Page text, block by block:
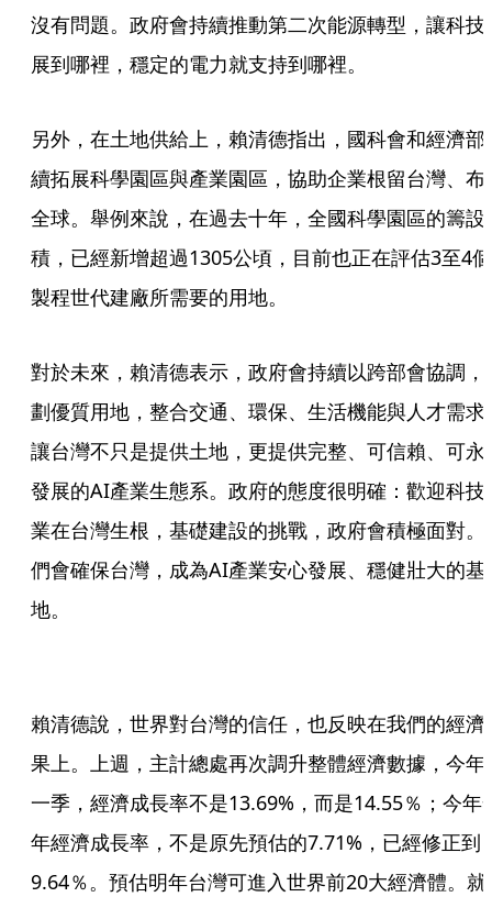
沒有問題。政府會持續推動第二次能源轉型，讓科技
展到哪裡，穩定的電力就支持到哪裡。
另外，在土地供給上，賴清德指出，國科會和經濟部
續拓展科學園區與產業園區，協助企業根留台灣、布
全球。舉例來說，在過去十年，全國科學園區的籌設
積，已經新增超過1305公頃，目前也正在評估3至4個
製程世代建廠所需要的用地。
對於未來，賴清德表示，政府會持續以跨部會協調，
劃優質用地，整合交通、環保、生活機能與人才需求
讓台灣不只是提供土地，更提供完整、可信賴、可永
發展的AI產業生態系。政府的態度很明確：歡迎科技
業在台灣生根，基礎建設的挑戰，政府會積極面對。
們會確保台灣，成為AI產業安心發展、穩健壯大的基
地。
賴清德說，世界對台灣的信任，也反映在我們的經濟
果上。上週，主計總處再次調升整體經濟數據，今年
一季，經濟成長率不是13.69%，而是14.55％；今年
年經濟成長率，不是原先預估的7.71%，已經修正到
9.64％。預估明年台灣可進入世界前20大經濟體。就